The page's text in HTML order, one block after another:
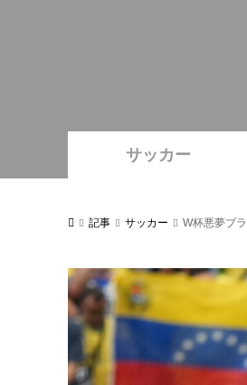
サッカー
記事 サッカー W杯悪夢ブ